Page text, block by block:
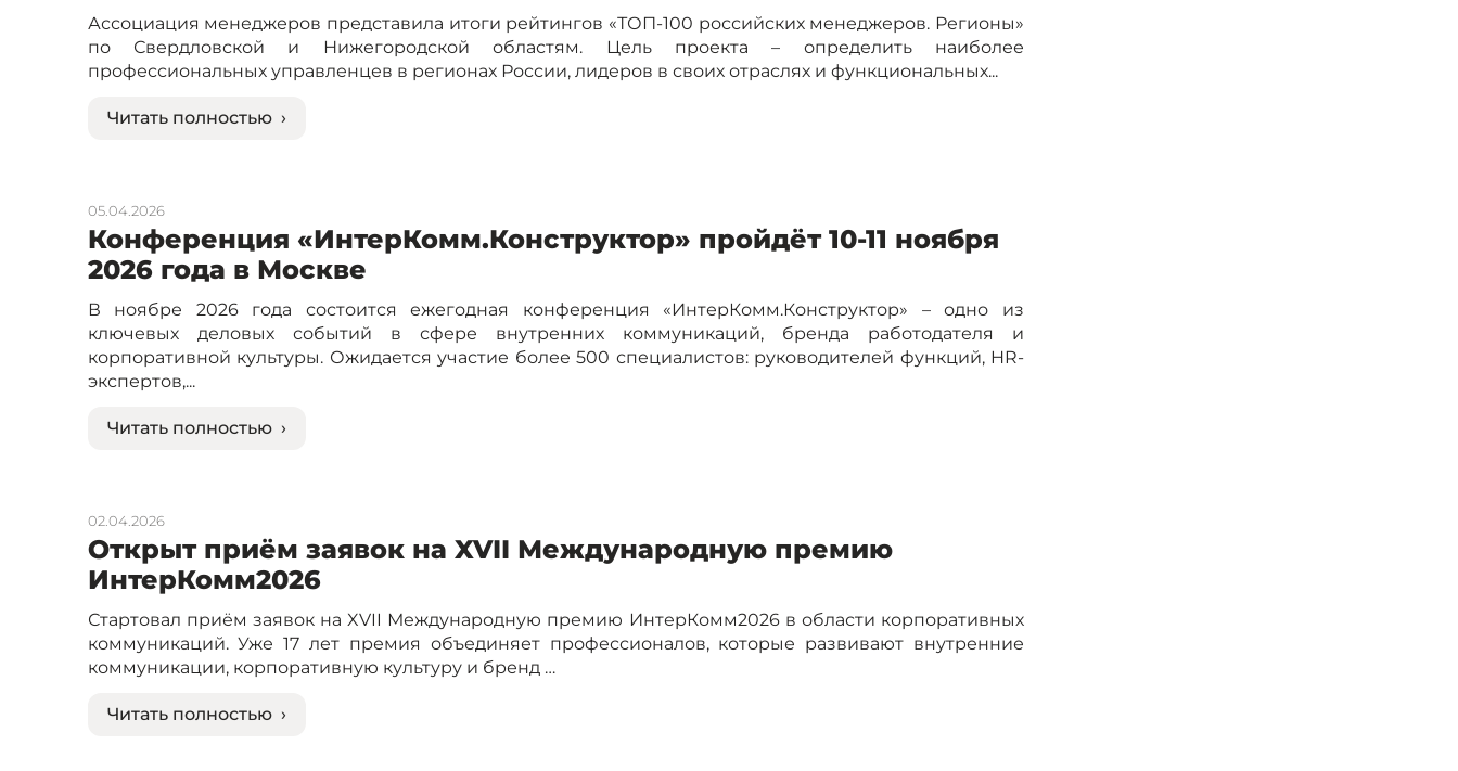
Ассоциация менеджеров представила итоги рейтингов «ТОП-100 российских менеджеров. Регионы»
по Свердловской и Нижегородской областям. Цель проекта – определить наиболее
профессиональных управленцев в регионах России, лидеров в своих отраслях и функциональных...
Читать полностью ›
Конференция «ИнтерКомм.Конструктор» пройдёт 10-11 ноября
2026 года в Москве
05.04.2026
В ноябре 2026 года состоится ежегодная конференция «ИнтерКомм.Конструктор» – одно из
ключевых деловых событий в сфере внутренних коммуникаций, бренда работодателя и
корпоративной культуры. Ожидается участие более 500 специалистов: руководителей функций, HR-
экспертов,...
Читать полностью ›
Открыт приём заявок на XVII Международную премию
ИнтерКомм2026
02.04.2026
Стартовал приём заявок на XVII Международную премию ИнтерКомм2026 в области корпоративных
коммуникаций. Уже 17 лет премия объединяет профессионалов, которые развивают внутренние
коммуникации, корпоративную культуру и бренд …
Читать полностью ›